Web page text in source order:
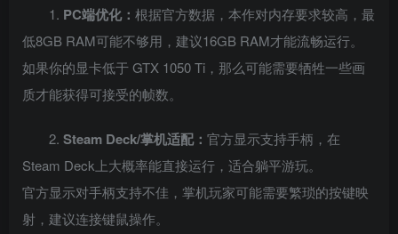
1. PC端优化： 根据官方数据，本作对内存要求较高，最
低8GB RAM可能不够用，建议16GB RAM才能流畅运行。
如果你的显卡低于 GTX 1050 Ti，那么可能需要牺牲一些画
质才能获得可接受的帧数。
2. Steam Deck/掌机适配： 官方显示支持手柄，在
Steam Deck上大概率能直接运行，适合躺平游玩。
官方显示对手柄支持不佳，掌机玩家可能需要繁琐的按键映
射，建议连接键鼠操作。